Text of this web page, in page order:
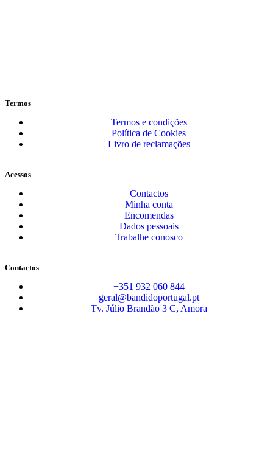
Termos
Termos e condições
Política de Cookies
Livro de reclamações
Acessos
Contactos
Minha conta
Encomendas
Dados pessoais
Trabalhe conosco
Contactos
+351 932 060 844
geral@bandidoportugal.pt
Tv. Júlio Brandão 3 C, Amora